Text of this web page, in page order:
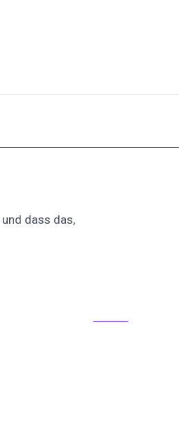
dass das,